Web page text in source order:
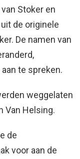
Stoker en
de originele
De namen van
te spreken.
weggelaten
Van Helsing.
de
voor aan de